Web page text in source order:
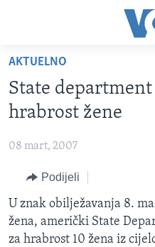
glavni
sadržaj
Pređi
na
glavnu
pretragu
TV PROGRAM
VIDEO
VIJESTI
SJEDINJENE AMERIČKE
BOSNA I HERCEGOVINA
SVIJET
NAUKA I TEHNOLOGIJA
SPECIJALNI PROJEKTI
KORUPCIJA
AKTUELNO
State
hrabrost žene
08 mart, 2007
Podijeli
U znak obilježavanja 8.
žena, američki State
za hrabrost 10 žena iz